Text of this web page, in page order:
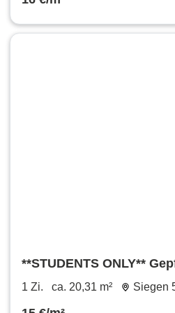
**STUDENTS ONLY**
möbliertes Apartment mit
1 Zi. ca. 20,31 m² Siegen